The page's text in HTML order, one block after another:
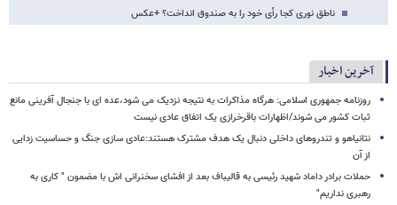
ناطق نوری کجا رأی خود را به صندوق انداخت؟ +عکس
آخرین اخبار
روزنامه جمهوری اسلامی: هرگاه مذاکرات به نتیجه نزدیک می شود،عده ای با جنجال آفرینی مانع
ثبات کشور می شوند/اظهارات باقرخرازی یک اتفاق عادی نیست
نتانیاهو و تندروهای داخلی دنبال یک هدف مشترک هستند:عادی سازی جنگ و حساسیت زدایی
از آن
حملات برادر داماد شهید رئیسی به قالیباف بعد از افشای سخنرانی اش با مضمون " کاری به
رهبری نداریم"